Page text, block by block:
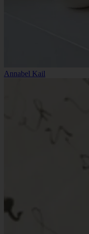
Annabel Kail